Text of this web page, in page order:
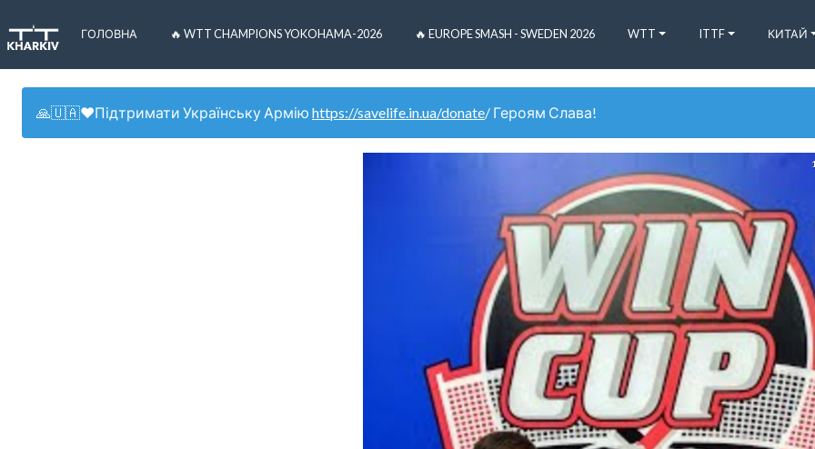
ГОЛОВНА 🔥 WTT CHAMPIONS YOKOHAMA-2026 🔥 EUROPE SMASH - SWEDEN 2026 WTT ITTF КИТАЙ
🙏🇺🇦❤️Підтримати Українську Армію https://savelife.in.ua/donate/ Героям Слава!